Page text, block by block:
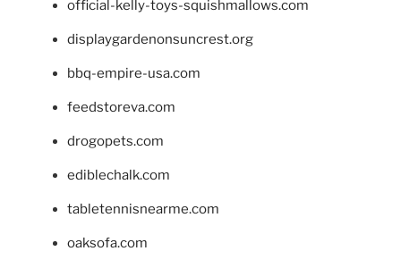
official-kelly-toys-squishmallows.com
displaygardenonsuncrest.org
bbq-empire-usa.com
feedstoreva.com
drogopets.com
ediblechalk.com
tabletennisnearme.com
oaksofa.com